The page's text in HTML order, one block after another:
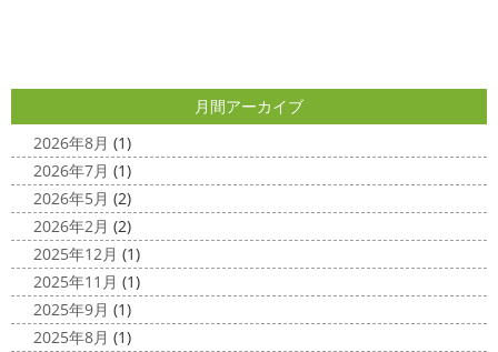
2025/04/24
美容院
＊横浜・藤沢・寒川・小田
なりどんどん暖かくなってきましたね
先日は娘の美容院
に行ってきました
腰まで頑張って伸ばした髪の毛をバッ
サリ切りたいとの事だったで数年ぶりの美容院に
30セン
チほど切る ...
すぎる
コロナがまた蔓延していますが、体調管理に気を
さてさて、先日のサーフレッスン
ちょっとご無沙 ...
2020/11/30
Bali
＊湘南の外壁塗装専門店＊
こんにちは!! 今日はバリショットを少しだ
け
南国 ウルワツ
海パンで海に入
れるって最高ですね
だまだ普通にバリに行く事は難しいですが、早く自由に海
外に行けるようになりますように…
月間アーカイブ
2026年8月 (1)
2026年7月 (1)
2026年5月 (2)
2026年2月 (2)
2025年12月 (1)
2025年11月 (1)
2025年9月 (1)
2025年8月 (1)